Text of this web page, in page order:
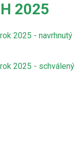
2025
2025 - navrhnutý
2025 - schválený